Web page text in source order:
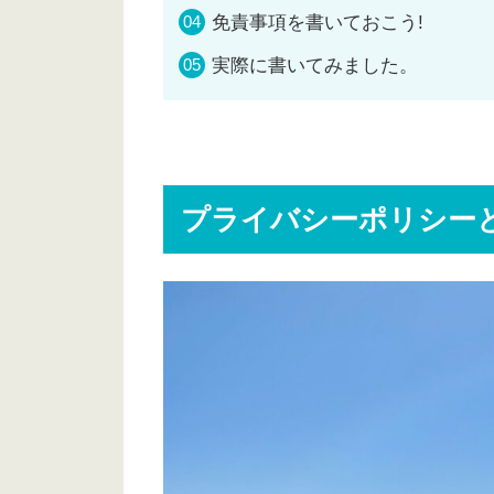
免責事項を書いておこう!
実際に書いてみました。
プライバシーポリシー